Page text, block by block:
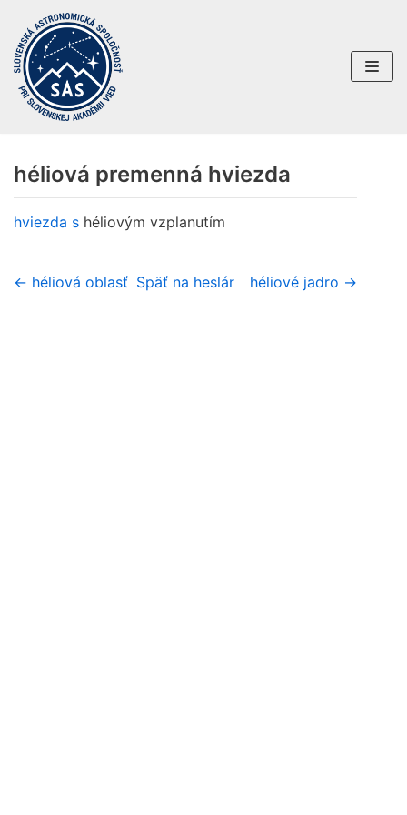
Preskočiť
na
obsah
héliová premenná hviezda
hviezda s héliovým vzplanutím
← héliová oblasť Späť na heslár héliové jadro →